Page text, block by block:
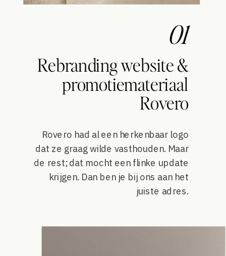
01
Rebranding website &
promotiemateriaal
Rovero
Rovero had al een herkenbaar logo
dat ze graag wilde vasthouden. Maar
de rest; dat mocht een flinke update
krijgen. Dan ben je bij ons aan het
juiste adres.